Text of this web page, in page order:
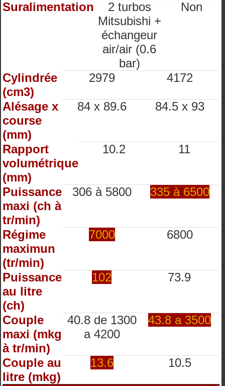
Suralimentation
2 turbos
Mitsubishi +
échangeur
air/air (0.6
bar)
Non
Cylindrée
(cm3)
2979 4172
Alésage x
course
(mm)
84 x 89.6 84.5 x 93
Rapport
volumétrique
(mm)
10.2 11
Puissance
maxi (ch à
tr/min)
306 à 5800 335 à 6500
Régime
maximun
(tr/min)
7000 6800
Puissance
au litre
(ch)
102 73.9
Couple
maxi (mkg
à tr/min)
40.8 de 1300
a 4200
43.8 a 3500
Couple au
litre (mkg)
13.6 10.5